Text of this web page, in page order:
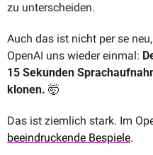
zu unterscheiden.
Auch das ist nicht per se
OpenAI uns wieder einmal:
15 Sekunden
klonen. 🤯
Das ist ziemlich stark. Im
beeindruckende Bespiele.